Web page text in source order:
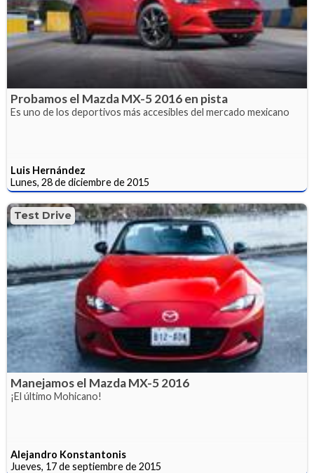
Probamos el Mazda MX-5 2016 en pista
Es uno de los deportivos más accesibles del mercado mexicano
Luis Hernández
Lunes, 28 de diciembre de 2015
Test Drive
Manejamos el Mazda MX-5 2016
¡El último Mohicano!
Alejandro Konstantonis
Jueves, 17 de septiembre de 2015